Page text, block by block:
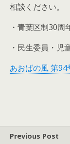
相談ください。
・青葉区制30
・民生委員・児
あおばの風 第94
Previous Post